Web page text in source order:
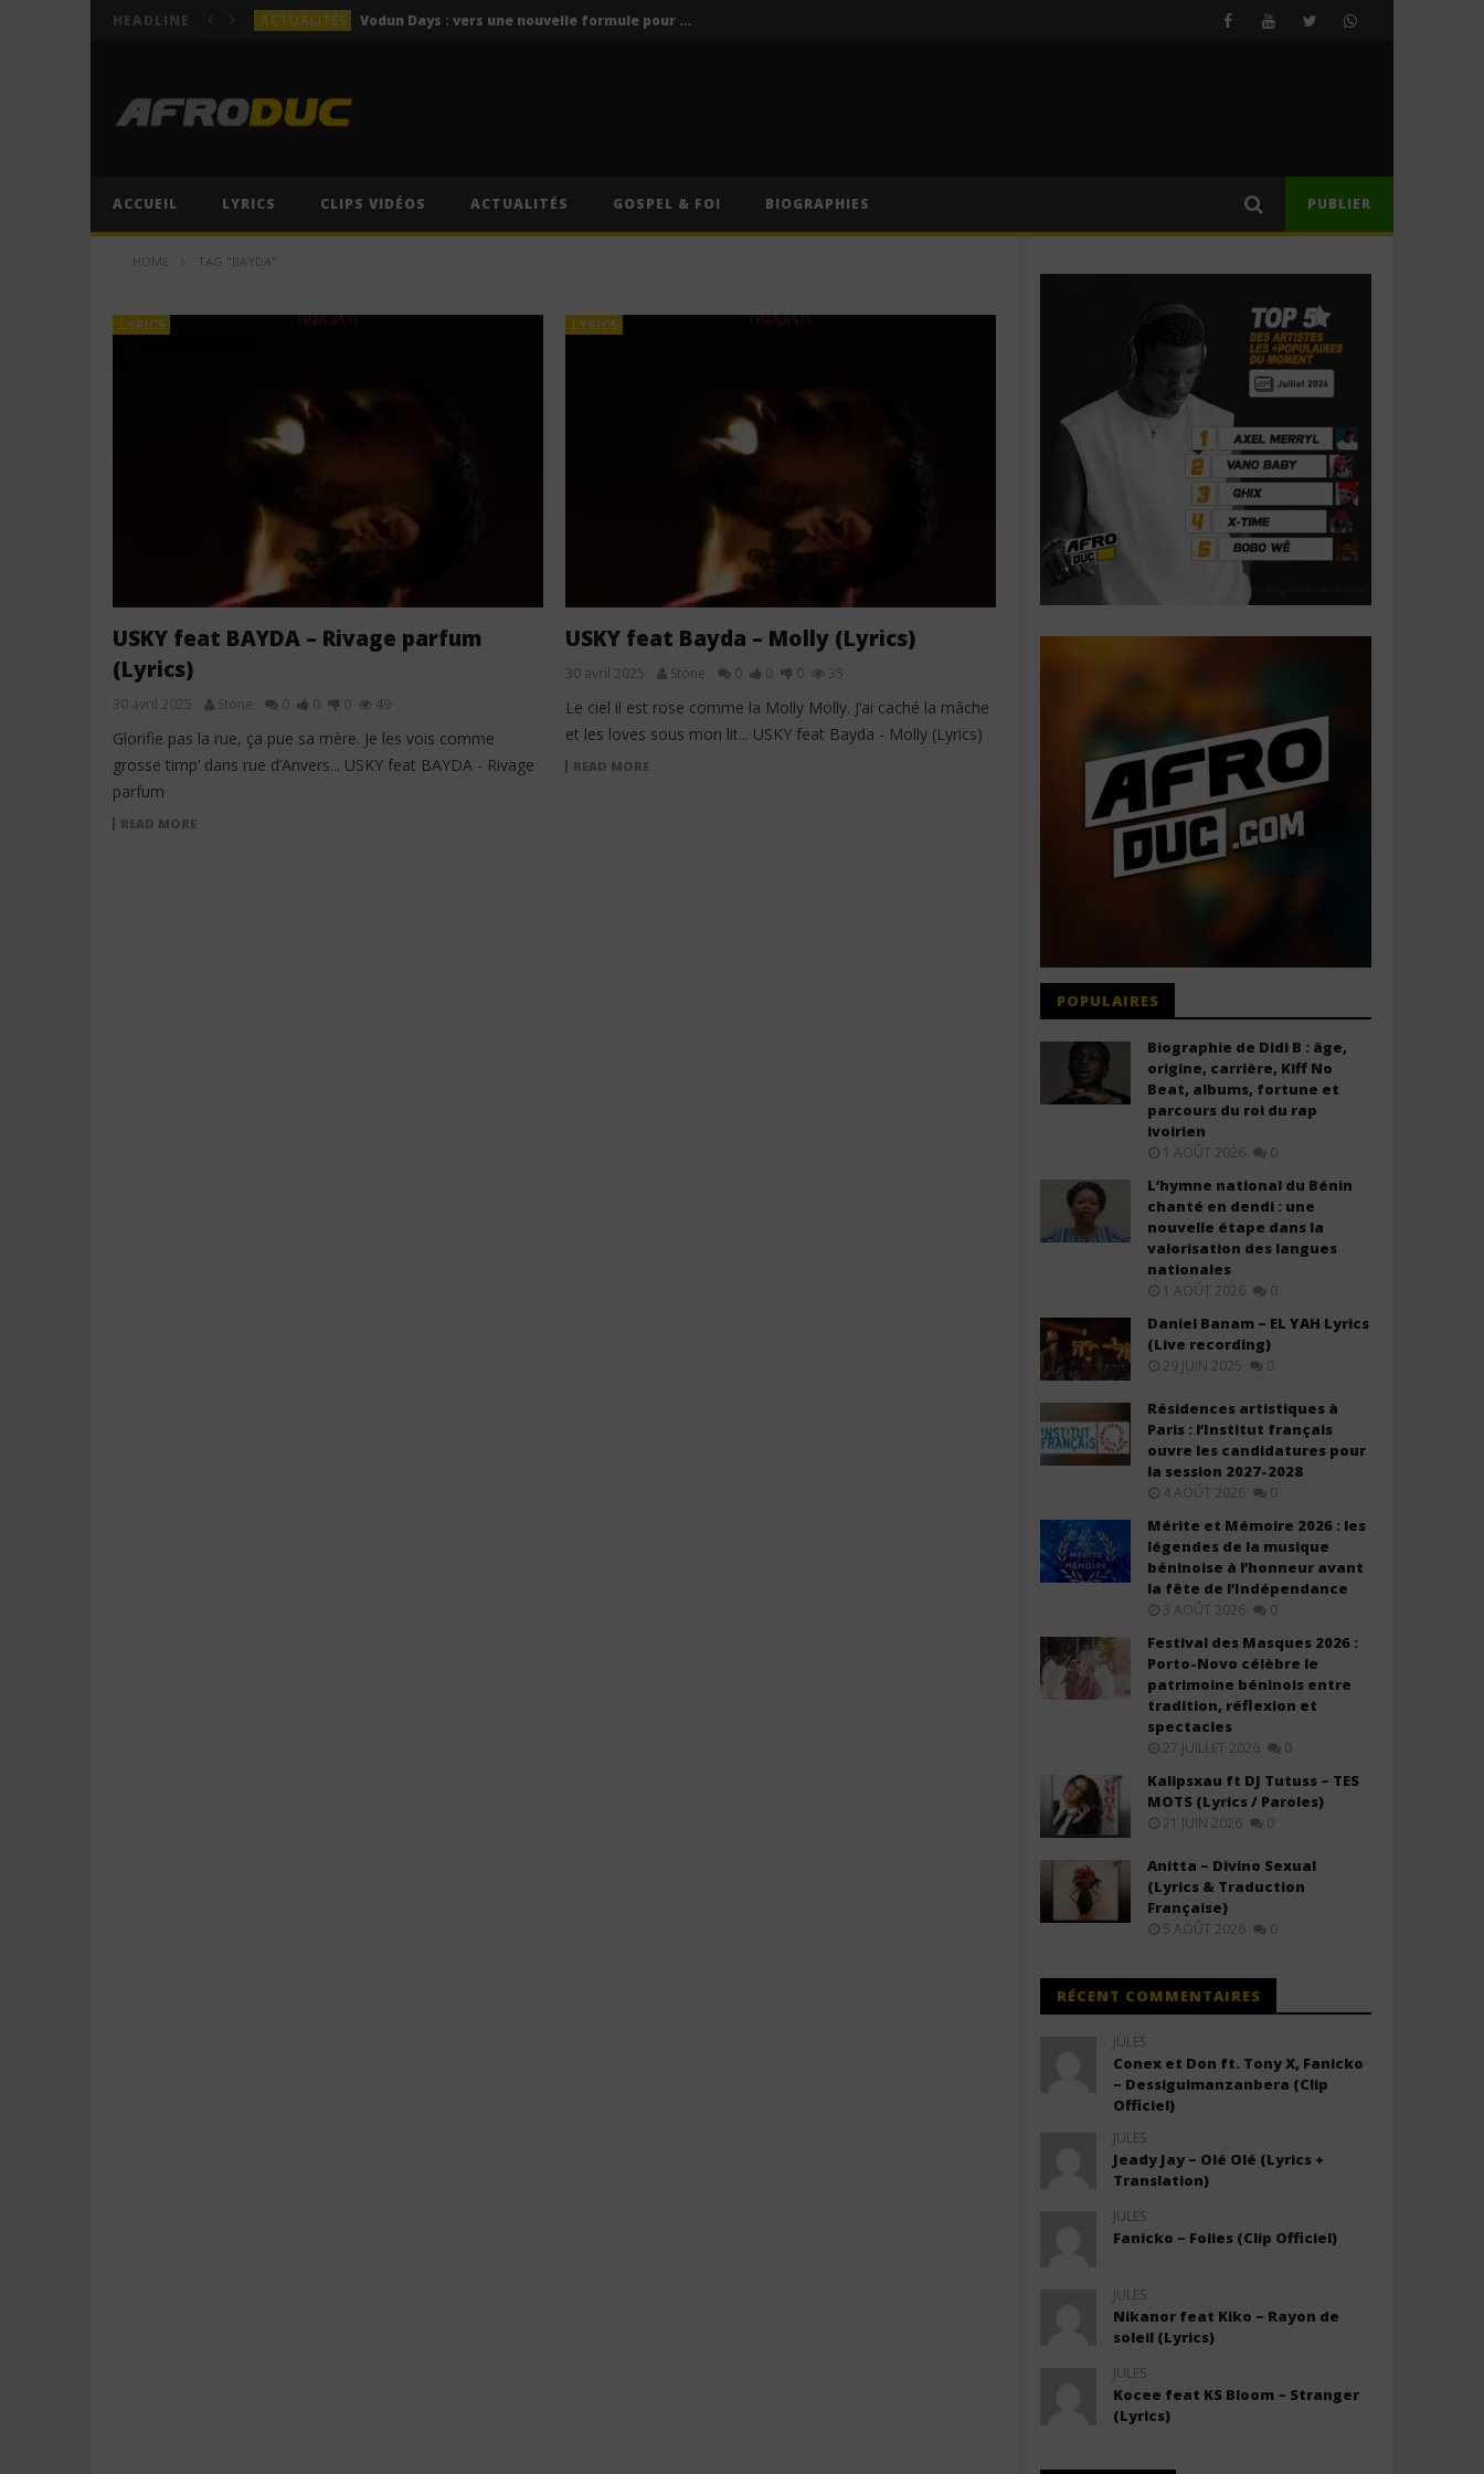
HEADLINE ACTUALITÉS Vodun Days : vers une nouvelle formule pour le grand rendez-vous culturel du Bénin ?
LYRICS Anitta – Azul (Lyrics & Traduction Française)
ACTUALITÉS Vodun Days : vers une nouvelle formule pour le grand rendez-vous culturel du Bénin ?
ACCUEIL LYRICS CLIPS VIDÉOS ACTUALITÉS GOSPEL & FOI BIOGRAPHIES PUBLIER
HOME TAG "BAYDA"
LYRICS
USKY feat BAYDA – Rivage parfum
(Lyrics)
30 avril 2025 Stone 0 0 0 49
Glorifie pas la rue, ça pue sa mère. Je les vois comme
grosse timp’ dans rue d’Anvers... USKY feat BAYDA - Rivage
parfum
READ MORE
LYRICS
USKY feat Bayda – Molly (Lyrics)
30 avril 2025 Stone 0 0 0 35
Le ciel il est rose comme la Molly Molly. J’ai caché la mâche
et les loves sous mon lit... USKY feat Bayda - Molly (Lyrics)
READ MORE
POPULAIRES
Biographie de Didi B : âge,
origine, carrière, Kiff No
Beat, albums, fortune et
parcours du roi du rap
ivoirien
1 AOÛT 2026 0
L’hymne national du Bénin
chanté en dendi : une
nouvelle étape dans la
valorisation des langues
nationales
1 AOÛT 2026 0
Daniel Banam – EL YAH Lyrics
(Live recording)
29 JUIN 2025 0
Résidences artistiques à
Paris : l’Institut français
ouvre les candidatures pour
la session 2027-2028
4 AOÛT 2026 0
Mérite et Mémoire 2026 : les
légendes de la musique
béninoise à l’honneur avant
la fête de l’Indépendance
3 AOÛT 2026 0
Festival des Masques 2026 :
Porto-Novo célèbre le
patrimoine béninois entre
tradition, réflexion et
spectacles
27 JUILLET 2026 0
Kalipsxau ft DJ Tutuss – TES
MOTS (Lyrics / Paroles)
21 JUIN 2026 0
Anitta – Divino Sexual
(Lyrics & Traduction
Française)
5 AOÛT 2026 0
RÉCENT COMMENTAIRES
JULES
Conex et Don ft. Tony X, Fanicko
– Dessiguimanzanbera (Clip
Officiel)
JULES
Jeady Jay – Olé Olé (Lyrics +
Translation)
JULES
Fanicko – Folies (Clip Officiel)
JULES
Nikanor feat Kiko – Rayon de
soleil (Lyrics)
JULES
Kocee feat KS Bloom – Stranger
(Lyrics)